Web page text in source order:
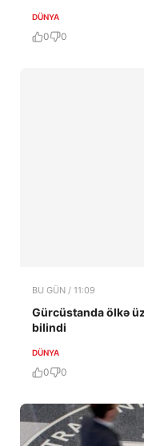
DÜNYA
0 0
BU GÜN / 11:09
Gürcüstanda ölkə
bilindi
DÜNYA
0 0